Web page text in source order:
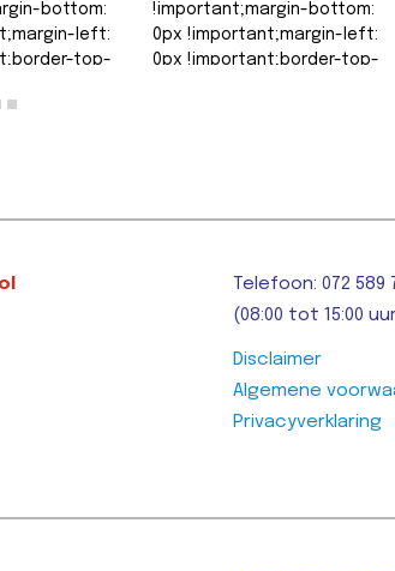
bottom:
left:
top-
right-
!important;margin-bottom:
0px !important;margin-left:
0px !important;border-top-
Telefoon: 072 589
(08:00 tot 15:00
Disclaimer
Algemene
Privacyverklaring